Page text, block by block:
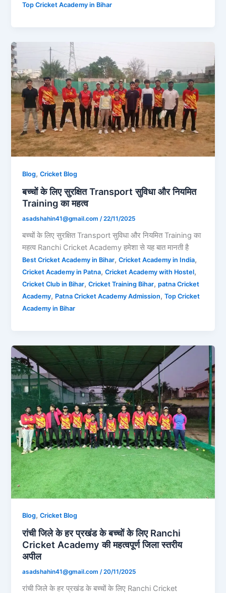
Top Cricket Academy in Bihar
Blog,Cricket Blog
बच्चों के लिए सुरक्षित Transport सुविधा और नियमित
Training का महत्व
asadshahin41@gmail.com /22/11/2025
बच्चों के लिए सुरक्षित Transport सुविधा और नियमित Training का
महत्व Ranchi Cricket Academy हमेशा से यह बात मानती है
Best Cricket Academy in Bihar,Cricket Academy in India,
Cricket Academy in Patna,Cricket Academy with Hostel,
Cricket Club in Bihar,Cricket Training Bihar,patna Cricket
Academy, Patna Cricket Academy Admission,Top Cricket
Academy in Bihar
Blog,Cricket Blog
रांची जिले के हर प्रखंड के बच्चों के लिए Ranchi
Cricket Academy की महत्वपूर्ण जिला स्तरीय
अपील
asadshahin41@gmail.com/20/11/2025
रांची जिले के हर प्रखंड के बच्चों के लिए Ranchi Cricket